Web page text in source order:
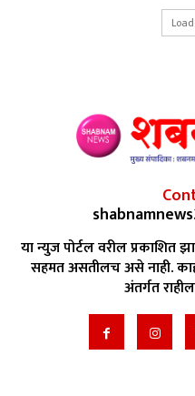
या न्युज पोर्टल वरील प्रकाशित
सहमत असतीलच असे नाही.
अंतर्गत